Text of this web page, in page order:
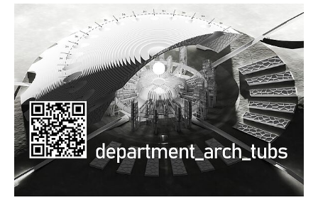
Alumni | cloud club
Dokumente und Downloads